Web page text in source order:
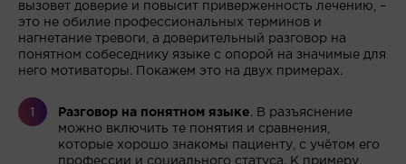
вызовет доверие и повысит приверженность лечению, –
это не обилие профессиональных терминов и
нагнетание тревоги, а доверительный разговор на
понятном собеседнику языке с опорой на значимые для
него мотиваторы. Покажем это на двух примерах.
Разговор на понятном языке. В разъяснение
можно включить те понятия и сравнения,
которые хорошо знакомы пациенту, с учётом его
профессии и социального статуса. К примеру,